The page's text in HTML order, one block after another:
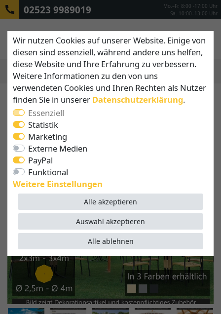
02523 9989019
Mo.–Fr. 8:00 -17:00 Uhr
Sa. 10:00–13:00 Uhr
Wir nutzen Cookies auf unserer Website. Einige von
diesen sind essenziell, während andere uns helfen,
diese Website und Ihre Erfahrung zu verbessern.
Weitere Informationen zu den von uns
verwendeten Cookies und Ihren Rechten als Nutzer
finden Sie in unserer Daten­schutz­erklärung.
Essenziell
Statistik
Marketing
Externe Medien
PayPal
Funktional
Weitere Einstellungen
Alle akzeptieren
Alle ablehnen
Auswahl akzeptieren